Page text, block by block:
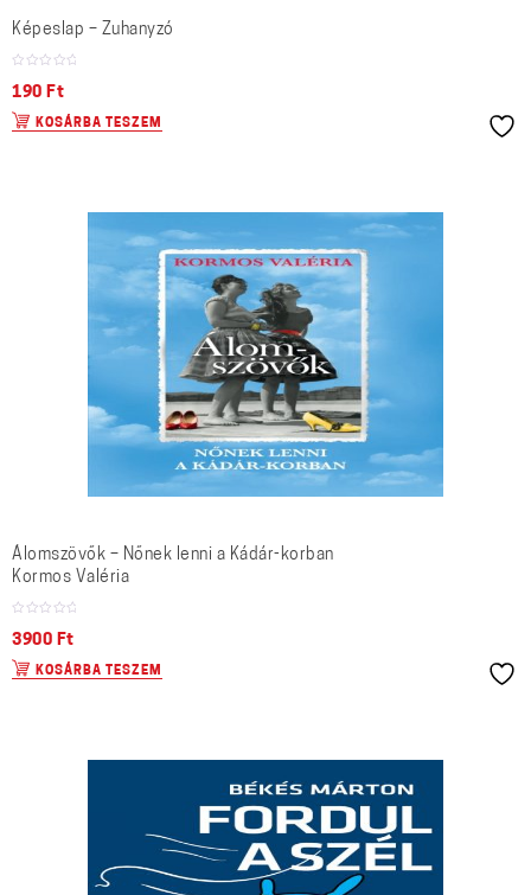
Képeslap – Zuhanyzó
190 Ft
KOSÁRBA TESZEM
Álomszövők – Nőnek lenni a Kádár-korban
Kormos Valéria
3900 Ft
KOSÁRBA TESZEM